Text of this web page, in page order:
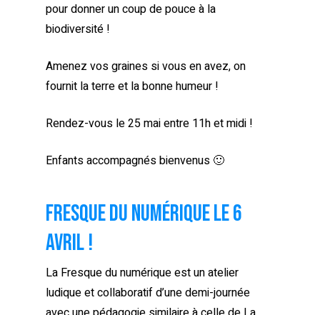
pour donner un coup de pouce à la
biodiversité !
Amenez vos graines si vous en avez, on
fournit la terre et la bonne humeur !
Rendez-vous le 25 mai entre 11h et midi !
Enfants accompagnés bienvenus 🙂
Fresque du numérique le 6
avril !
La Fresque du numérique est un atelier
ludique et collaboratif d’une demi-journée